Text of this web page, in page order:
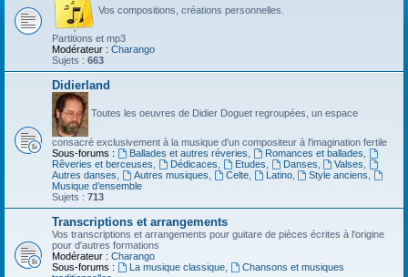
Vos compositions, créations personnelles.
Partitions et mp3
Modérateur : Charango
Sujets : 663
Didierland
Toutes les oeuvres de Didier Doguet regroupées, un espace
consacré exclusivement à la musique d'un compositeur à l'imagination fertile
Sous-forums :
Ballades et autres réveries Romances et ballades
Rêveries et berceuses
Dédicaces Etudes Danses Valses
Autres danses
Autres musiques Celte, Latino, Style anciens
Musique d’ensemble
Sujets : 713
Transcriptions et arrangements
Vos transcriptions et arrangements pour guitare de pièces écrites à l'origine
pour d'autres formations
Modérateur : Charango
Sous-forums :
La musique classique,
Chansons et musiques